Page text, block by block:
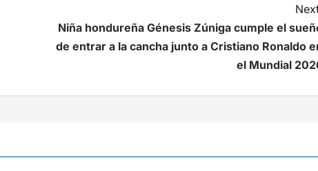
Niña hondureña Génesis Zúniga cumple el
de entrar a la cancha junto a Cristiano Ronaldo
el Mundial